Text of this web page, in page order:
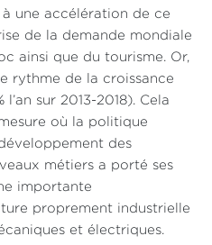
à une accélération de ce
de la demande mondiale
ainsi que du tourisme. Or,
rythme de la croissance
sur 2013-2018). Cela
où la politique
des
métiers a porté ses
importante
proprement industrielle
et électriques.